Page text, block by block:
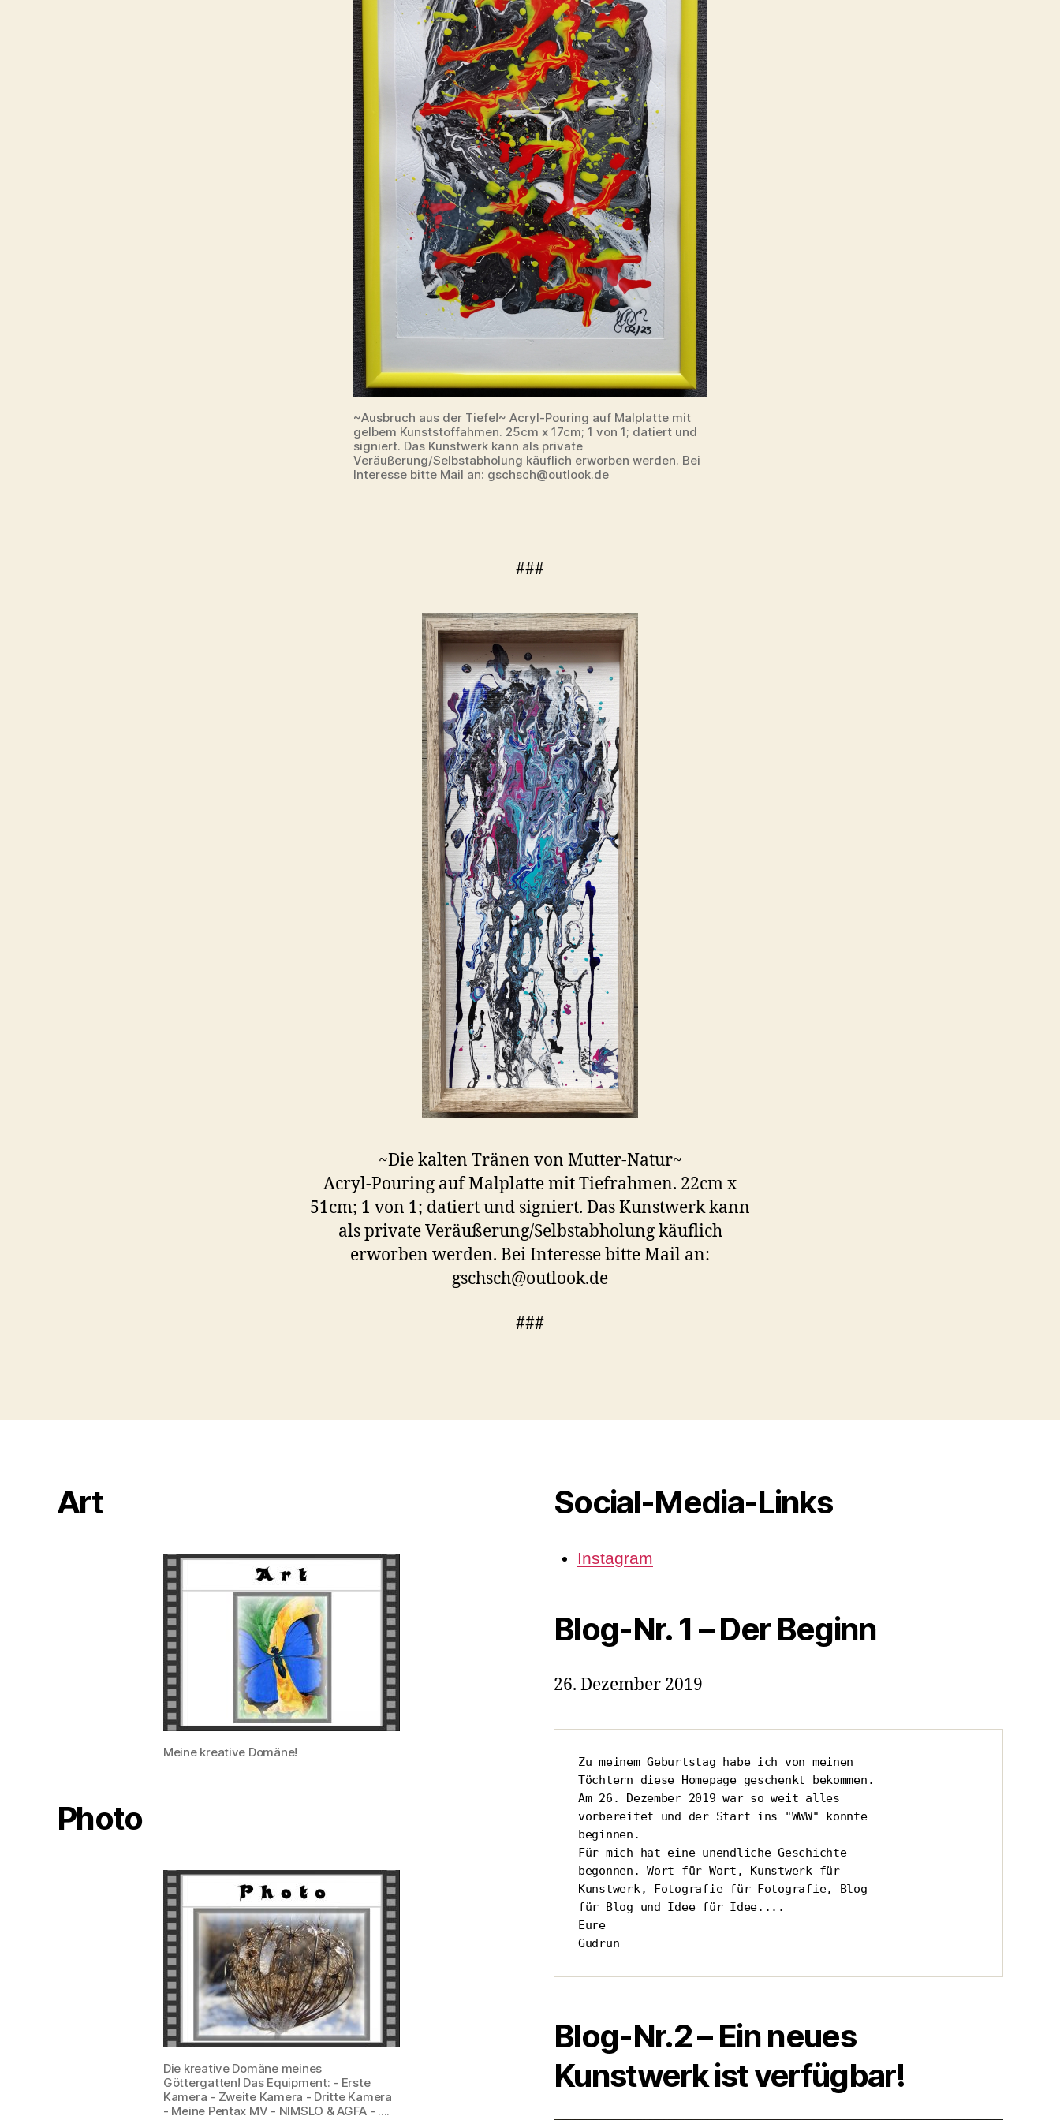
~Ausbruch aus der Tiefe!~ Acryl-Pouring auf Malplatte mit
gelbem Kunststoffahmen. 25cm x 17cm; 1 von 1; datiert und
signiert. Das Kunstwerk kann als private
Veräußerung/Selbstabholung käuflich erworben werden. Bei
Interesse bitte Mail an: gschsch@outlook.de
###
~Die kalten Tränen von Mutter-Natur~
Acryl-Pouring auf Malplatte mit Tiefrahmen. 22cm x
51cm; 1 von 1; datiert und signiert. Das Kunstwerk kann
als private Veräußerung/Selbstabholung käuflich
erworben werden. Bei Interesse bitte Mail an:
gschsch@outlook.de
###
Art
Meine kreative Domäne!
Photo
Die kreative Domäne meines
Göttergatten! Das Equipment: - Erste
Kamera - Zweite Kamera - Dritte Kamera
- Meine Pentax MV - NIMSLO & AGFA - ....
Social-Media-Links
Instagram
Blog-Nr. 1 – Der Beginn
26. Dezember 2019
Zu meinem Geburtstag habe ich von meinen
Töchtern diese Homepage geschenkt bekommen.
Am 26. Dezember 2019 war so weit alles
vorbereitet und der Start ins "WWW" konnte
beginnen.
Für mich hat eine unendliche Geschichte
begonnen. Wort für Wort, Kunstwerk für
Kunstwerk, Fotografie für Fotografie, Blog
für Blog und Idee für Idee....
Eure
Gudrun
Blog-Nr.2 – Ein neues
Kunstwerk ist verfügbar!